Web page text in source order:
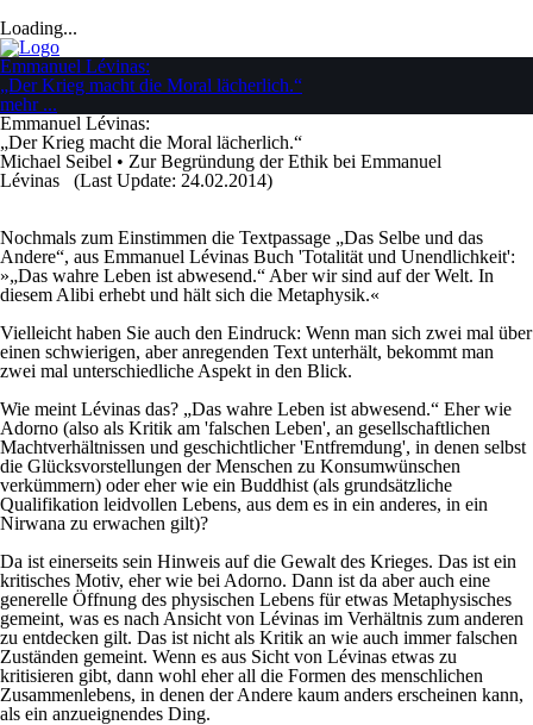
Loading...
Emmanuel Lévinas:
„Der Krieg macht die Moral lächerlich.“
mehr ...
Emmanuel Lévinas:
„Der Krieg macht die Moral lächerlich.“
Michael Seibel • Zur Begründung der Ethik bei Emmanuel
Lévinas (Last Update: 24.02.2014)
Nochmals zum Einstimmen die Textpassage „Das Selbe und das
Andere“, aus Emmanuel Lévinas Buch 'Totalität und Unendlichkeit':
»„Das wahre Leben ist abwesend.“ Aber wir sind auf der Welt. In
diesem Alibi erhebt und hält sich die Metaphysik.«
Vielleicht haben Sie auch den Eindruck: Wenn man sich zwei mal über
einen schwierigen, aber anregenden Text unterhält, bekommt man
zwei mal unterschiedliche Aspekt in den Blick.
Wie meint Lévinas das? „Das wahre Leben ist abwesend.“ Eher wie
Adorno (also als Kritik am 'falschen Leben', an gesellschaftlichen
Machtverhältnissen und geschichtlicher 'Entfremdung', in denen selbst
die Glücksvorstellungen der Menschen zu Konsumwünschen
verkümmern) oder eher wie ein Buddhist (als grundsätzliche
Qualifikation leidvollen Lebens, aus dem es in ein anderes, in ein
Nirwana zu erwachen gilt)?
Da ist einerseits sein Hinweis auf die Gewalt des Krieges. Das ist ein
kritisches Motiv, eher wie bei Adorno. Dann ist da aber auch eine
generelle Öffnung des physischen Lebens für etwas Metaphysisches
gemeint, was es nach Ansicht von Lévinas im Verhältnis zum anderen
zu entdecken gilt. Das ist nicht als Kritik an wie auch immer falschen
Zuständen gemeint. Wenn es aus Sicht von Lévinas etwas zu
kritisieren gibt, dann wohl eher all die Formen des menschlichen
Zusammenlebens, in denen der Andere kaum anders erscheinen kann,
als ein anzueignendes Ding.